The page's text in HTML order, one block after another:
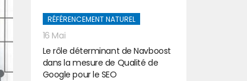
RÉFÉRENCEMENT NATUREL
16 Mai
Le rôle déterminant de Navboost
dans la mesure de Qualité de
Google pour le SEO